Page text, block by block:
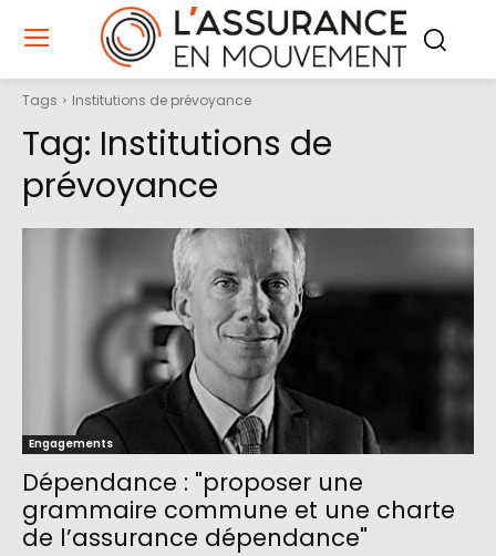
Tags Institutions de prévoyance
Tag: Institutions de
prévoyance
Engagements
Dépendance : "proposer une
grammaire commune et une charte
de l’assurance dépendance"